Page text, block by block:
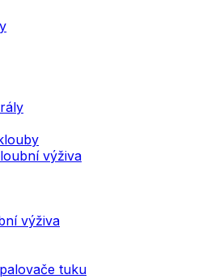
výživa
výživa
tuku